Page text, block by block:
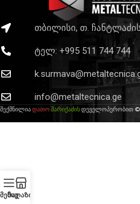
თბილისი, თ. ჩანტლაძის
ტელ: +995 511 744 744
info@metaltecnica.ge
შექმნილიადათოშარიქაძისდეველოპერობით ©
მენიუ
Მაღაზია